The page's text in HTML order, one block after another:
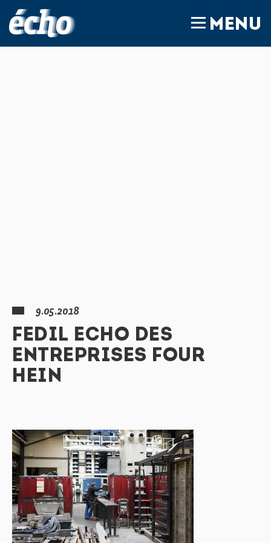
MENU
9.05.2018
FEDIL ECHO DES
ENTREPRISES FOUR
HEIN